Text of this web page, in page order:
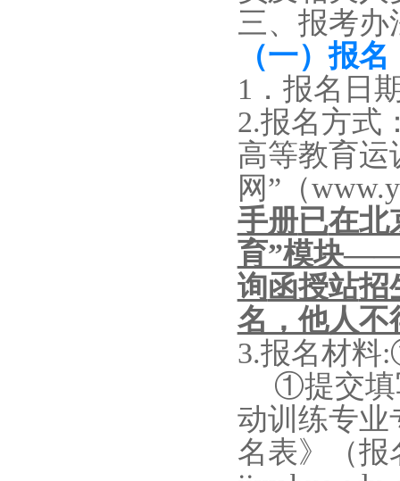
三、报考办
（一）报名
1． 报名日
2.报名方式
高等教育运
网”（
手册已在北
育”模块——
询函授站招
名，他人不
3.报名材料:
①提交填
动训练专业
名表》（报